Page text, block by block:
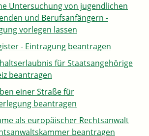
Untersuchung von jugendlichen
und Berufsanfängern -
vorlegen lassen
- Eintragung beantragen
für Staatsangehörige
beantragen
einer Straße für
beantragen
als europäischer Rechtsanwalt
beantragen